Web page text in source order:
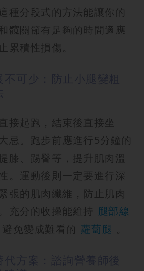
種分段式的方法能讓你的
髖關節有足夠的時間適應
累積性損傷。
接起跑，結束後直接坐
忌。跑步前應進行5分鐘的
膝、踢臀等，提升肌肉溫
。運動後則一定要進行深
張的肌肉纖維，防止肌肉
充分的收操能維持 腿部線
免變成難看的 蘿蔔腿